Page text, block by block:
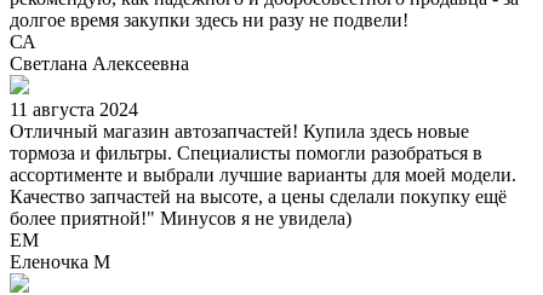
долгое время закупки здесь ни разу не подвели!
СА
Светлана Алексеевна
11 августа 2024
Отличный магазин автозапчастей! Купила здесь новые
тормоза и фильтры. Специалисты помогли разобраться в
ассортименте и выбрали лучшие варианты для моей модели.
Качество запчастей на высоте, а цены сделали покупку ещё
более приятной!" Минусов я не увидела)
ЕМ
Еленочка М